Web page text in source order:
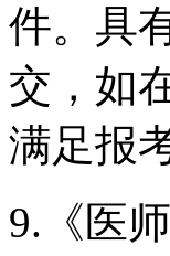
件。具
交，如
满足报
9.《医